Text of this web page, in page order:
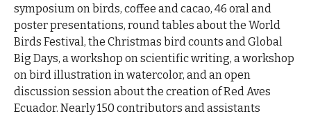
symposium on birds, coffee and cacao, 46 oral and
poster presentations, round tables about the World
Birds Festival, the Christmas bird counts and Global
Big Days, a workshop on scientific writing, a workshop
on bird illustration in watercolor, and an open
discussion session about the creation of Red Aves
Ecuador. Nearly 150 contributors and assistants